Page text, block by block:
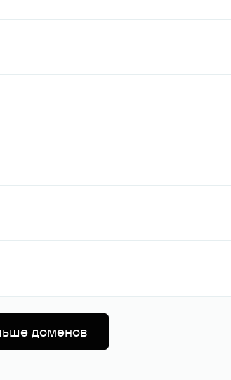
доменов